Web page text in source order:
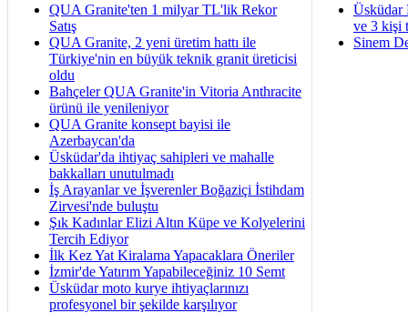
QUA Granite'ten 1 milyar TL'lik Rekor
Satış
QUA Granite, 2 yeni üretim hattı ile
Türkiye'nin en büyük teknik granit üreticisi
oldu
Bahçeler QUA Granite'in Vitoria Anthracite
ürünü ile yenileniyor
QUA Granite konsept bayisi ile
Azerbaycan'da
Üsküdar'da ihtiyaç sahipleri ve mahalle
bakkalları unutulmadı
İş Arayanlar ve İşverenler Boğaziçi İstihdam
Zirvesi'nde buluştu
Şık Kadınlar Elizi Altın Küpe ve Kolyelerini
Tercih Ediyor
İlk Kez Yat Kiralama Yapacaklara Öneriler
İzmir'de Yatırım Yapabileceğiniz 10 Semt
Üsküdar moto kurye ihtiyaçlarınızı
profesyonel bir şekilde karşılıyor
Üsküdar
ve 3 kişi
Sinem